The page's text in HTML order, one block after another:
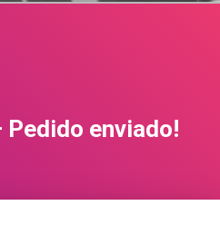
Pedido enviado!